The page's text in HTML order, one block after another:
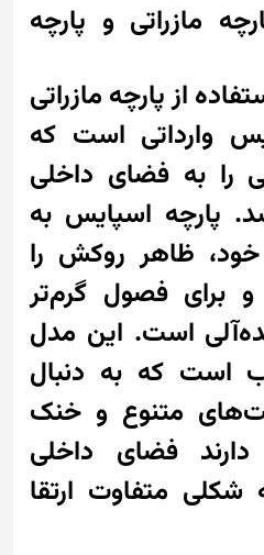
مازراتی و پارچه
از پارچه مازراتی
وارداتی است که
را به فضای داخلی
می‌بخشد. پارچه اسپایس به
ظاهر روکش را
و برای فصول گرم‌تر
است. این مدل
است که به دنبال
متنوع و خنک
فضای داخلی
متفاوت ارتقا